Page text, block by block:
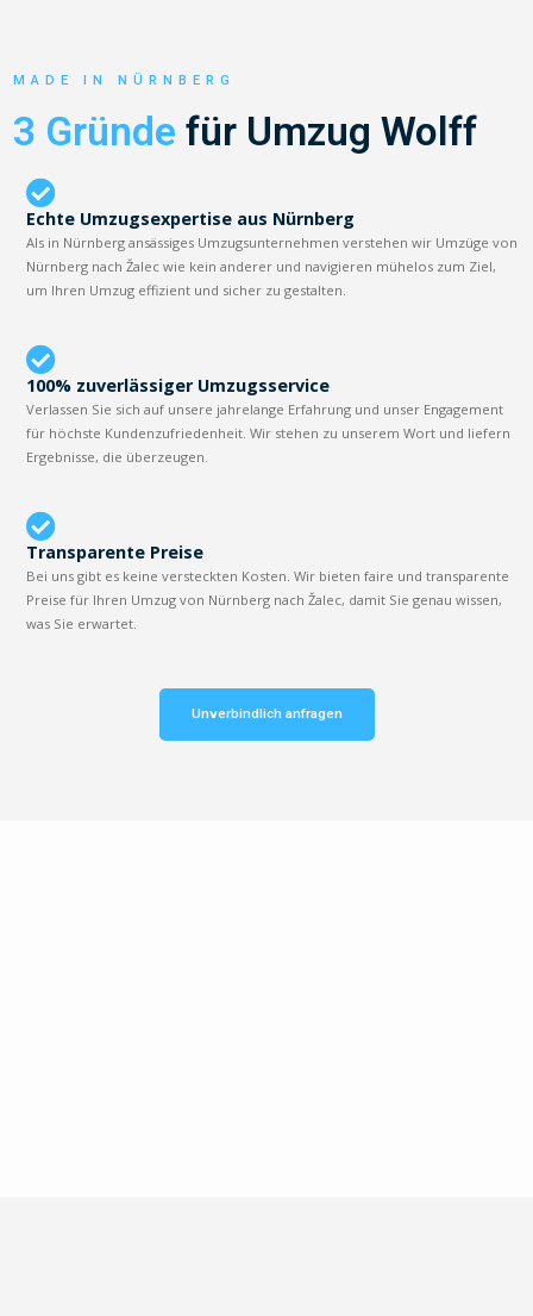
MADE IN NÜRNBERG
3 Gründe für Umzug Wolff
Echte Umzugsexpertise aus Nürnberg
Als in Nürnberg ansässiges Umzugsunternehmen verstehen wir Umzüge von
Nürnberg nach Žalec wie kein anderer und navigieren mühelos zum Ziel,
um Ihren Umzug effizient und sicher zu gestalten.
100% zuverlässiger Umzugsservice
Verlassen Sie sich auf unsere jahrelange Erfahrung und unser Engagement
für höchste Kundenzufriedenheit. Wir stehen zu unserem Wort und liefern
Ergebnisse, die überzeugen.
Transparente Preise
Bei uns gibt es keine versteckten Kosten. Wir bieten faire und transparente
Preise für Ihren Umzug von Nürnberg nach Žalec, damit Sie genau wissen,
was Sie erwartet.
Unverbindlich anfragen